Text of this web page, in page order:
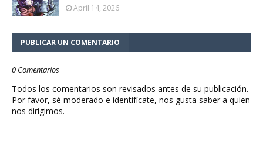
April 14, 2026
PUBLICAR UN COMENTARIO
0 Comentarios
Todos los comentarios son revisados antes de su publicación.
Por favor, sé moderado e identifícate, nos gusta saber a quien
nos dirigimos.